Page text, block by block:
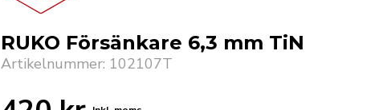
RUKO Försänkare 6,3 mm TiN
Artikelnummer: 102107T